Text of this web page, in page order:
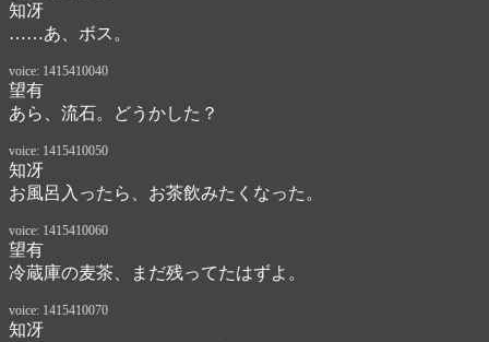
知冴
……あ、ボス。
voice: 1415410040
望有
あら、流石。どうかした？
voice: 1415410050
知冴
お風呂入ったら、お茶飲みたくなった。
voice: 1415410060
望有
冷蔵庫の麦茶、まだ残ってたはずよ。
voice: 1415410070
知冴